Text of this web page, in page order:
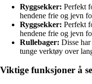
Ryggsekker: Perfekt
hendene frie og jevn
Ryggsekker: Perfekt
hendene frie og jevn
Rullebager: Disse
tunge verktøy over
Viktige funksjoner å